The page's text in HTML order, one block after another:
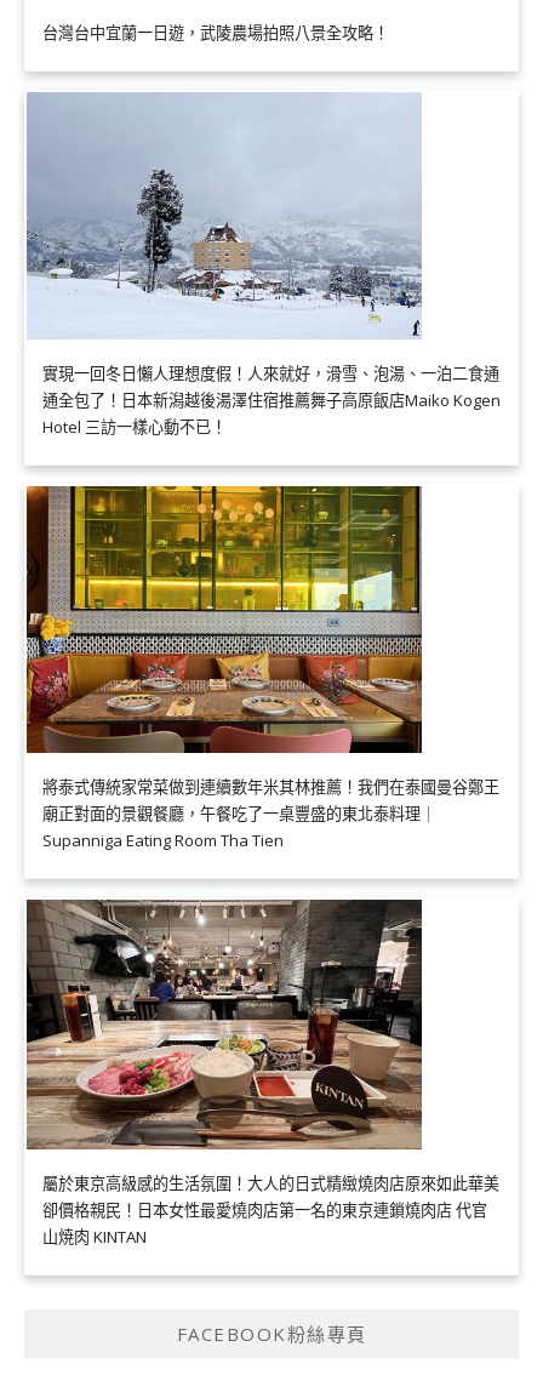
台灣台中宜蘭一日遊，武陵農場拍照八景全攻略！
實現一回冬日懶人理想度假！人來就好，滑雪、泡湯、一泊二食通
通全包了！日本新潟越後湯澤住宿推薦舞子高原飯店Maiko Kogen
Hotel 三訪一樣心動不已！
將泰式傳統家常菜做到連續數年米其林推薦！我們在泰國曼谷鄭王
廟正對面的景觀餐廳，午餐吃了一桌豐盛的東北泰料理｜
Supanniga Eating Room Tha Tien
屬於東京高級感的生活氛圍！大人的日式精緻燒肉店原來如此華美
卻價格親民！日本女性最愛燒肉店第一名的東京連鎖燒肉店 代官
山焼肉 KINTAN
FACEBOOK粉絲專頁